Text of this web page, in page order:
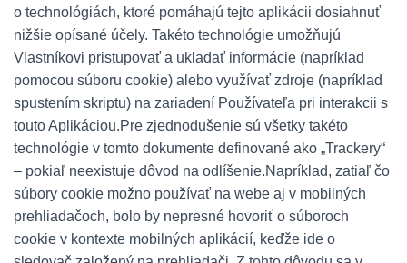
o technológiách, ktoré pomáhajú tejto aplikácii dosiahnuť
nižšie opísané účely. Takéto technológie umožňujú
Vlastníkovi pristupovať a ukladať informácie (napríklad
pomocou súboru cookie) alebo využívať zdroje (napríklad
spustením skriptu) na zariadení Používateľa pri interakcii s
touto Aplikáciou.Pre zjednodušenie sú všetky takéto
technológie v tomto dokumente definované ako „Trackery“
– pokiaľ neexistuje dôvod na odlíšenie.Napríklad, zatiaľ čo
súbory cookie možno používať na webe aj v mobilných
prehliadačoch, bolo by nepresné hovoriť o súboroch
cookie v kontexte mobilných aplikácií, keďže ide o